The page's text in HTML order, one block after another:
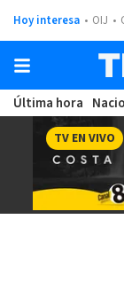
Hoy interesa OIJ
Última hora
TV EN VIVO